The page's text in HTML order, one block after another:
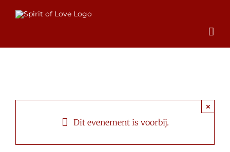
inhoud
Dit evenement is voorbij.
×